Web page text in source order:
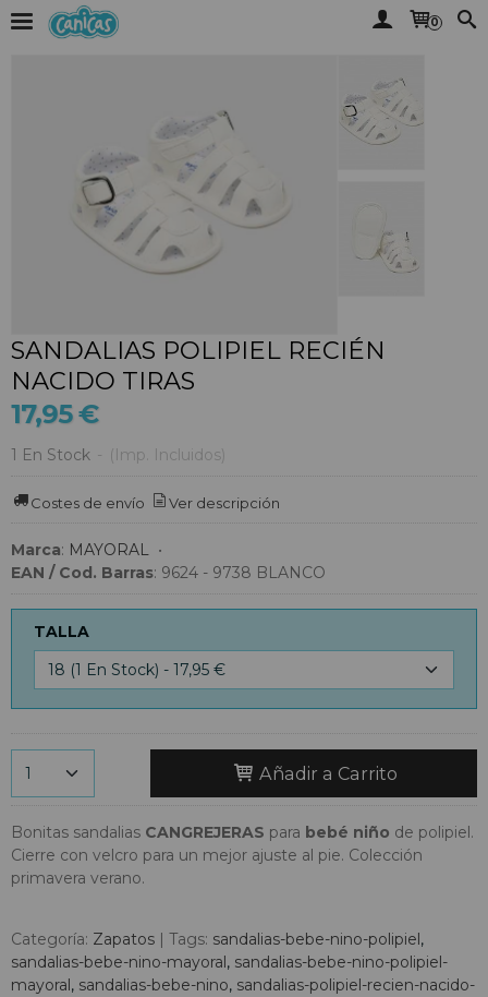
0
SANDALIAS POLIPIEL RECIÉN
NACIDO TIRAS
17,95 €
1 En Stock - (Imp. Incluidos)
Costes de envío Ver descripción
Marca: MAYORAL •
EAN / Cod. Barras: 9624 - 9738 BLANCO
TALLA
Añadir a Carrito
Bonitas sandalias CANGREJERAS para bebé niño de polipiel.
Cierre con velcro para un mejor ajuste al pie. Colección
primavera verano.
Categoría: Zapatos | Tags: sandalias-bebe-nino-polipiel
sandalias-bebe-nino-mayoral sandalias-bebe-nino-polipiel-
mayoral sandalias-bebe-nino sandalias-polipiel-recien-nacido-